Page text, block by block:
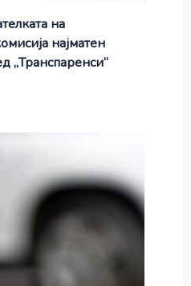
на
најматен
„Транспаренси“